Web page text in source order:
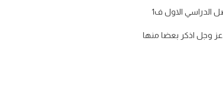
الدراسي الاول ف1
وجل اذكر بعضا منها